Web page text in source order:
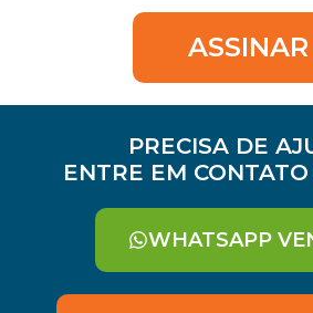
ASSINAR
PRECISA DE
ENTRE EM CONTATO
WHATSAPP